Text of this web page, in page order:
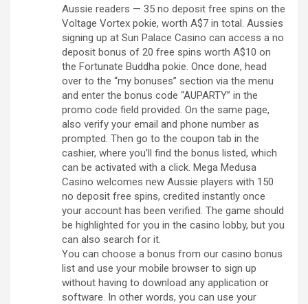
Aussie readers — 35 no deposit free spins on the
Voltage Vortex pokie, worth A$7 in total. Aussies
signing up at Sun Palace Casino can access a no
deposit bonus of 20 free spins worth A$10 on
the Fortunate Buddha pokie. Once done, head
over to the “my bonuses” section via the menu
and enter the bonus code “AUPARTY” in the
promo code field provided. On the same page,
also verify your email and phone number as
prompted. Then go to the coupon tab in the
cashier, where you’ll find the bonus listed, which
can be activated with a click. Mega Medusa
Casino welcomes new Aussie players with 150
no deposit free spins, credited instantly once
your account has been verified. The game should
be highlighted for you in the casino lobby, but you
can also search for it.
You can choose a bonus from our casino bonus
list and use your mobile browser to sign up
without having to download any application or
software. In other words, you can use your